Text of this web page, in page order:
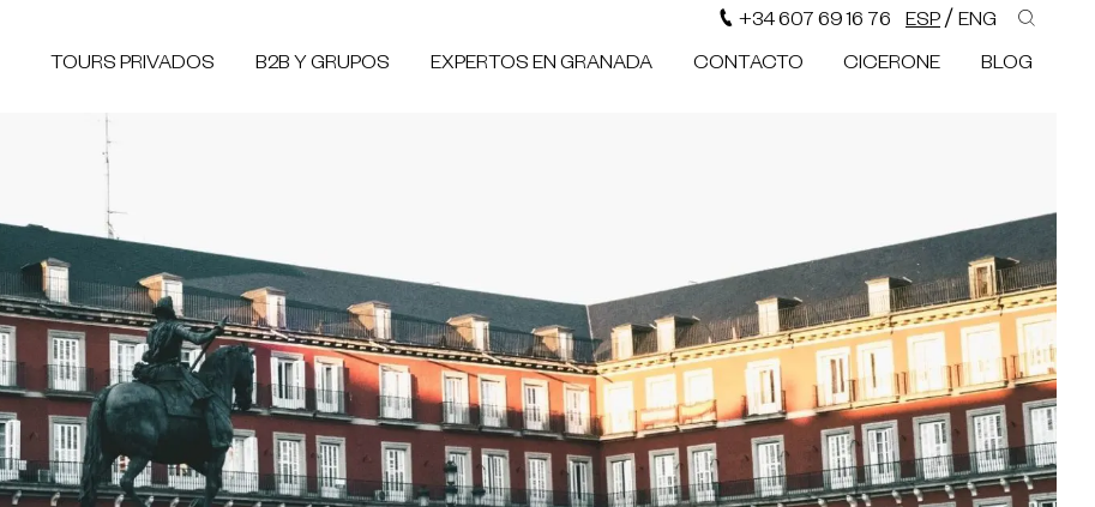
TOURS PRIVADOS B2B Y GRUPOS EXPERTOS EN GRANADA CONTACTO CICERONE BLOG
+34 607 69 16 76 ESP / ENG